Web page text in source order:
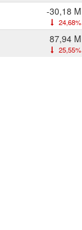
-30,18 M
24,68%
87,94 M
25,55%